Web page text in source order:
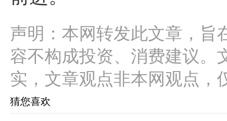
声明：本网转发此文章，旨
容不构成投资、消费建议。
实，文章观点非本网观点，
猜您喜欢